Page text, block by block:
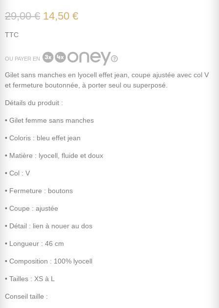
29,00 € 14,50 €
TTC
OU PAYER EN
Gilet sans manches en lyocell effet jean, coupe ajustée avec col V
et fermeture boutonnée, à porter seul ou superposé.
Détails du produit :
• Gilet femme sans manches
• Coloris : bleu effet jean
• Matière : lyocell, fluide et doux
• Col : V
• Fermeture : boutons
• Coupe : ajustée
• Détail : lien à nouer au dos
• Longueur : 46 cm
• Composition : 100% lyocell
• Tailles : XS à L
Conseil taille :